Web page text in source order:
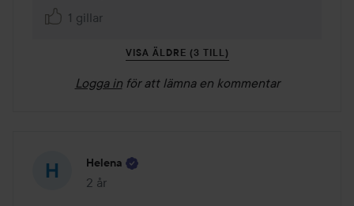
1 gillar
VISA ÄLDRE (3 TILL)
Logga in för att lämna en kommentar
Helena
2 år
Inlägget skapades 2 år